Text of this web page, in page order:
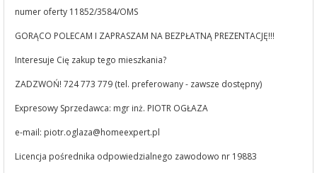
numer oferty 11852/3584/OMS
GORĄCO POLECAM I ZAPRASZAM NA BEZPŁATNĄ PREZENTACJĘ!!!
Interesuje Cię zakup tego mieszkania?
ZADZWOŃ! 724 773 779 (tel. preferowany - zawsze dostępny)
Expresowy Sprzedawca: mgr inż. PIOTR OGŁAZA
e-mail: piotr.oglaza@homeexpert.pl
Licencja pośrednika odpowiedzialnego zawodowo nr 19883